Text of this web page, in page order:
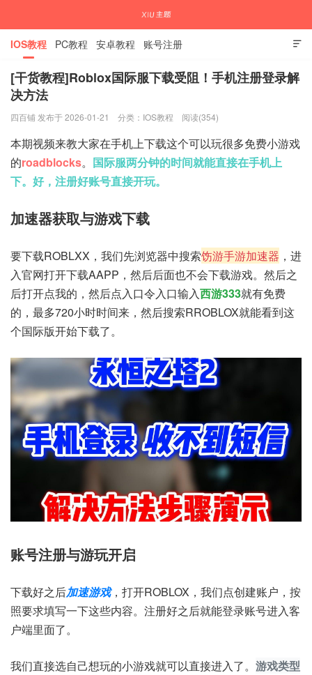
国内外APP下载注册教程

IOS教程 PC教程 安卓教程 账号注册
[干货教程]Roblox国际服下载受阻！手机注册登录解
决方法
四百铺 发布于 2026-01-21 分类： IOS教程 阅读(354)
本期视频来教大家在手机上下载这个可以玩很多免费小游戏
的roadblocks。 国际服两分钟的时间就能直接在手机上
下。好，注册好账号直接开玩。
加速器获取与游戏下载
要下载ROBLXX，我们先浏览器中搜索饬游手游加速器 ，进
入官网打开下载AAPP，然后后面也不会下载游戏。然后之
后打开点我的，然后点入口令入口输入西游333就有免费
的，最多720小时时间来，然后搜索RROBLOX就能看到这
个国际版开始下载了。
账号注册与游玩开启
下载好之后加速游戏，打开ROBLOX，我们点创建账户，按
照要求填写一下这些内容。注册好之后就能登录账号进入客
户端里面了。
我们直接选自己想玩的小游戏就可以直接进入了。 游戏类型